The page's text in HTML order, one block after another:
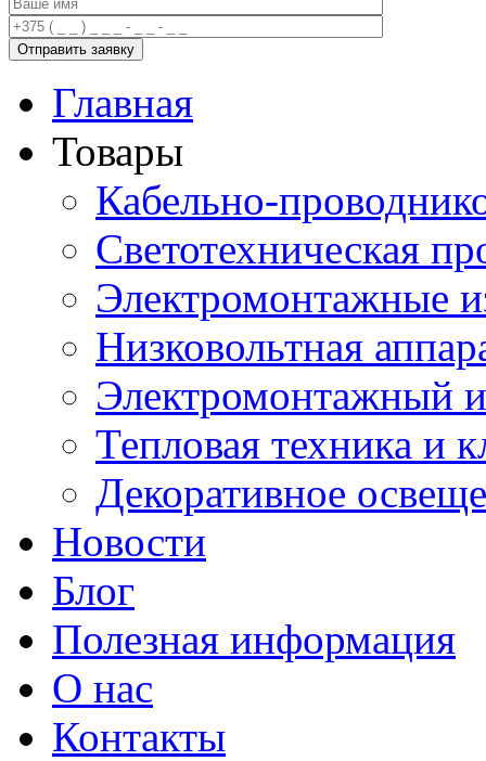
Главная
Товары
Кабельно-
Светотехническая
Электромонтажные
Низковольтная
Электромонтажный
Тепловая техника и
Декоративное
Новости
Блог
Полезная информация
О нас
Контакты